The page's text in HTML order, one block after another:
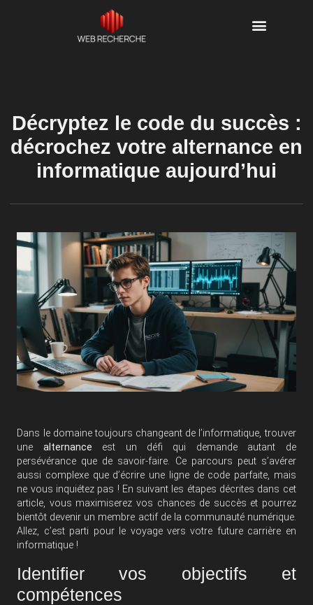
Décryptez le code du succès :
décrochez votre alternance en
informatique aujourd’hui
Dans le domaine toujours changeant de l’informatique, trouver
une alternance est un défi qui demande autant de
persévérance que de savoir-faire. Ce parcours peut s’avérer
aussi complexe que d’écrire une ligne de code parfaite, mais
ne vous inquiétez pas ! En suivant les étapes décrites dans cet
article, vous maximiserez vos chances de succès et pourrez
bientôt devenir un membre actif de la communauté numérique.
Allez, c’est parti pour le voyage vers votre future carrière en
informatique !
Identifier vos objectifs et
compétences